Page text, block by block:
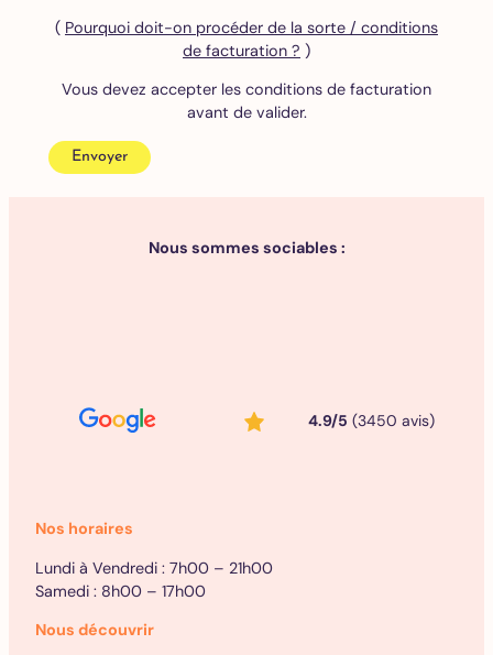
( Pourquoi doit-on procéder de la sorte / conditions
de facturation ? )
Vous devez accepter les conditions de facturation
avant de valider.
Envoyer
Nous sommes sociables :
4.9/5 (3450 avis)
Nos horaires
Lundi à Vendredi : 7h00 – 21h00
Samedi : 8h00 – 17h00
Nous découvrir